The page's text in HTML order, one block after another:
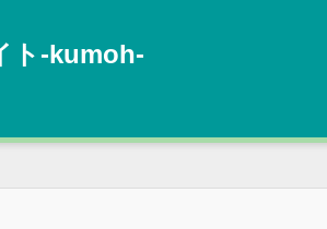
‐kumoh‐